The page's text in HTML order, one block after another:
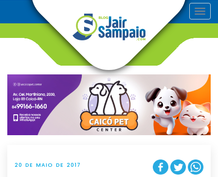
T
o
v
g
t
i
o
n
20 DE MAIO DE 2017